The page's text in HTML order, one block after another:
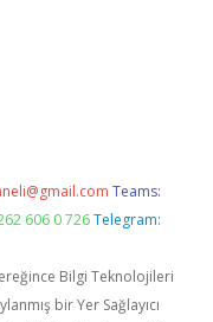
Teams:
606 0 726 Telegram:
Bilgi Teknolojileri
bir Yer Sağlayıcı